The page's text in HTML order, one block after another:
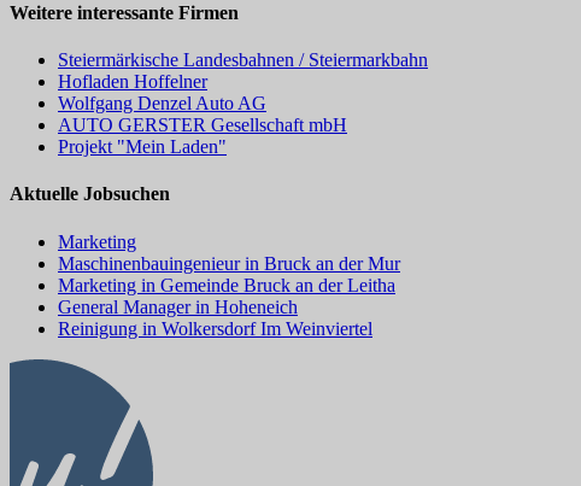
Weitere interessante Firmen
Steiermärkische Landesbahnen / Steiermarkbahn
Hofladen Hoffelner
Wolfgang Denzel Auto AG
AUTO GERSTER Gesellschaft mbH
Projekt "Mein Laden"
Aktuelle Jobsuchen
Marketing
Maschinenbauingenieur in Bruck an der Mur
Marketing in Gemeinde Bruck an der Leitha
General Manager in Hoheneich
Reinigung in Wolkersdorf Im Weinviertel